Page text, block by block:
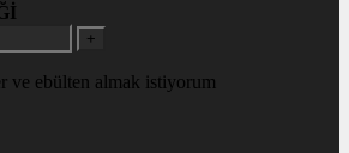
+
ve ebülten almak istiyorum